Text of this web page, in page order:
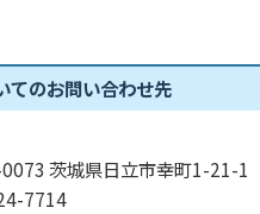
てのお問い合わせ先
茨城県日立市幸町1-21-1
7714